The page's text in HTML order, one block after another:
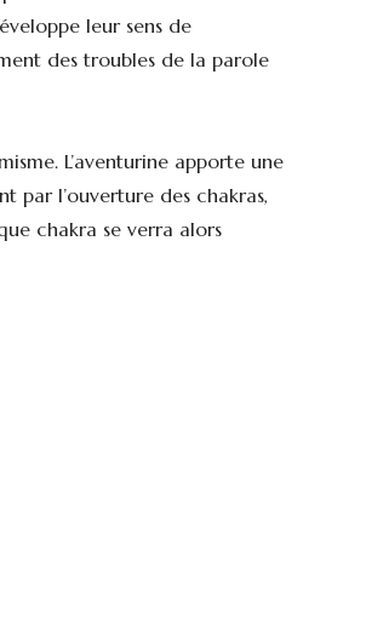
leur sens de
des troubles de la parole
L’aventurine apporte une
par l’ouverture des chakras,
chakra se verra alors